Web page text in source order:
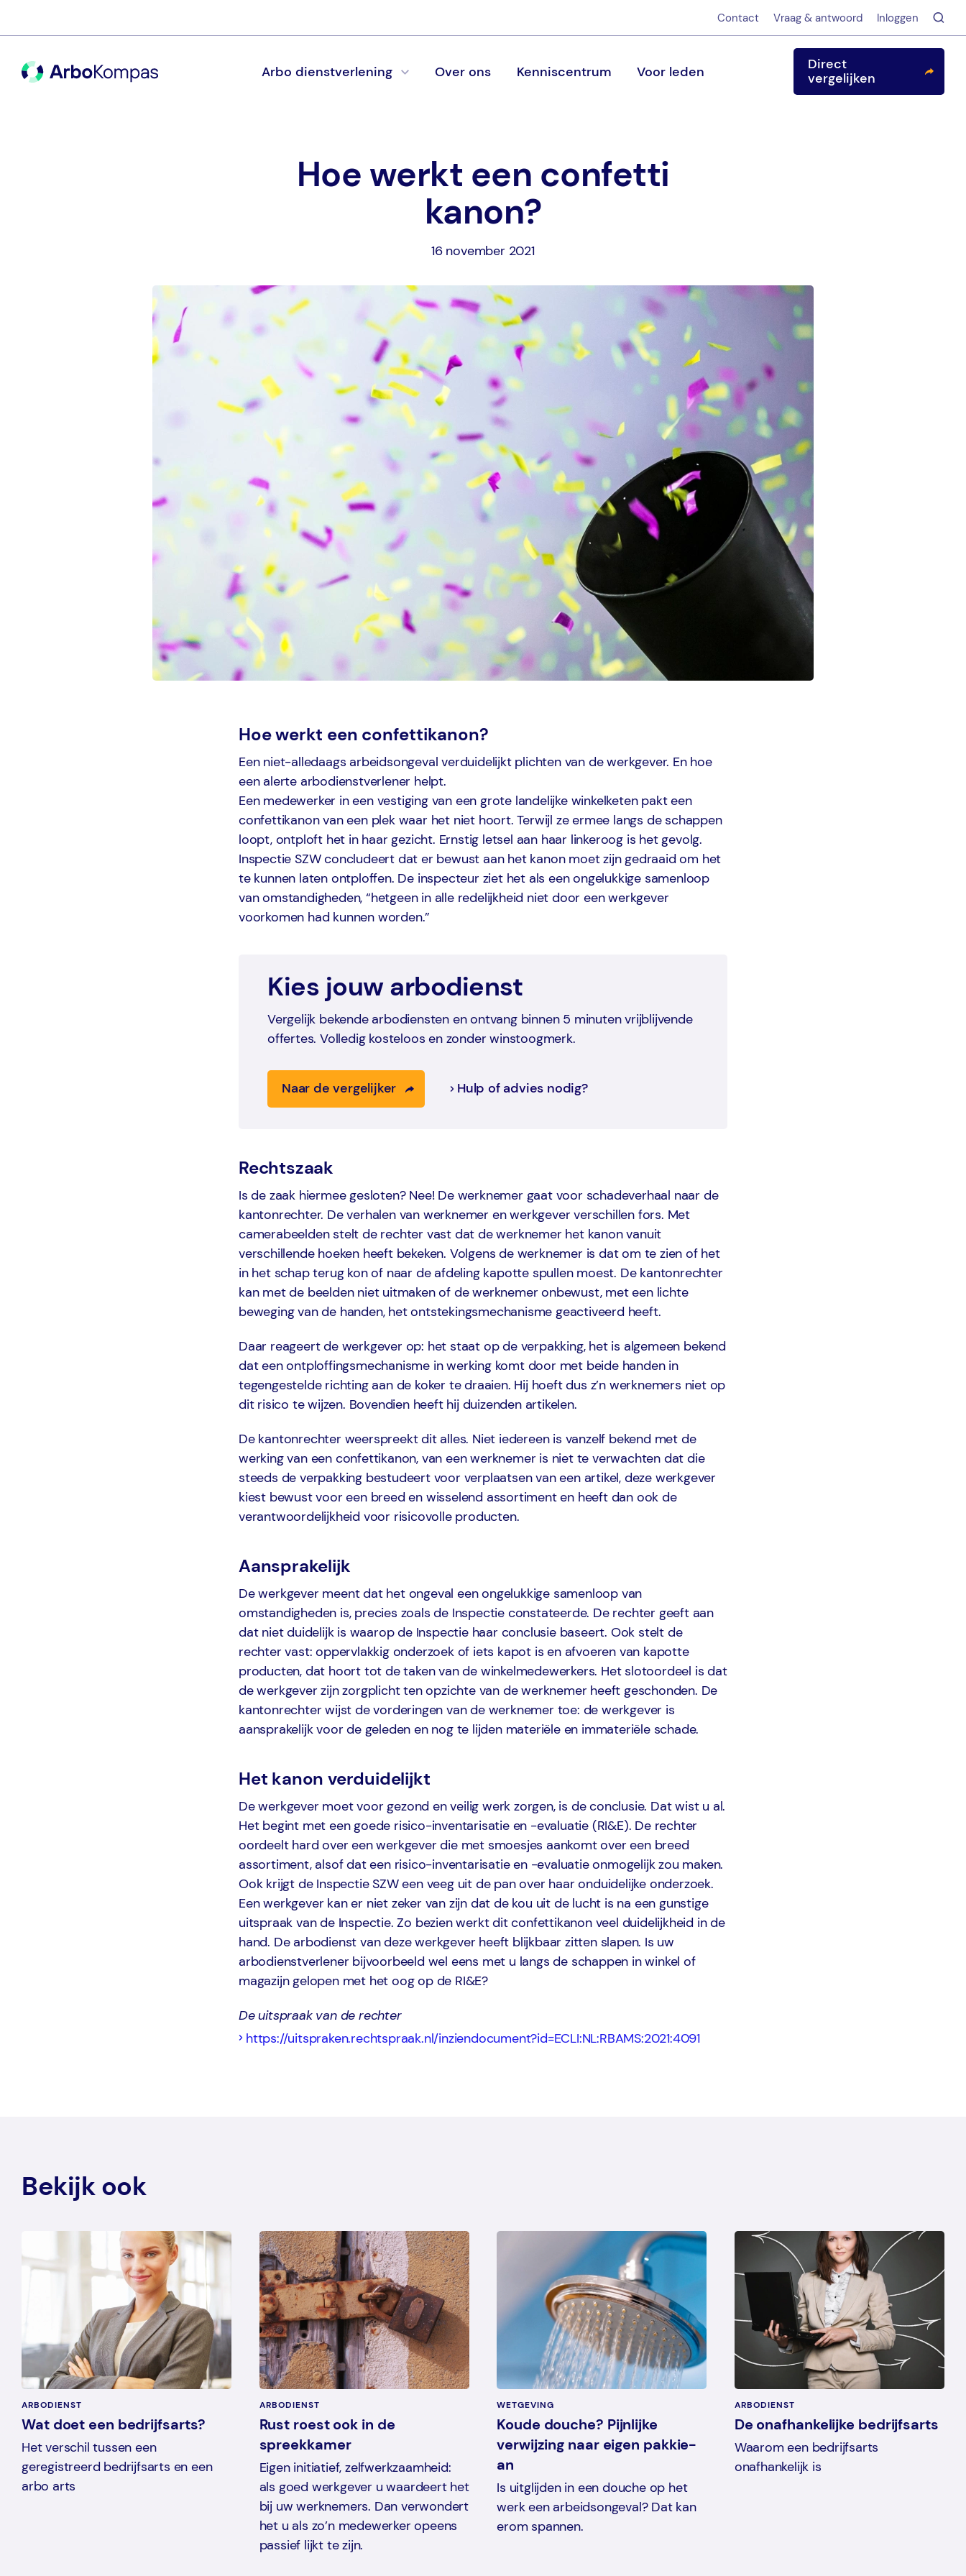
Contact Vraag & antwoord Inloggen
Arbo dienstverlening Over ons Kenniscentrum Voor leden
Direct
vergelijken
Hoe werkt een confetti
kanon?
16 november 2021
Hoe werkt een confettikanon?
Een niet-alledaags arbeidsongeval verduidelijkt plichten van de werkgever. En hoe
een alerte arbodienstverlener helpt.
Een medewerker in een vestiging van een grote landelijke winkelketen pakt een
confettikanon van een plek waar het niet hoort. Terwijl ze ermee langs de schappen
loopt, ontploft het in haar gezicht. Ernstig letsel aan haar linkeroog is het gevolg.
Inspectie SZW concludeert dat er bewust aan het kanon moet zijn gedraaid om het
te kunnen laten ontploffen. De inspecteur ziet het als een ongelukkige samenloop
van omstandigheden, “hetgeen in alle redelijkheid niet door een werkgever
voorkomen had kunnen worden.”
Kies jouw arbodienst
Vergelijk bekende arbodiensten en ontvang binnen 5 minuten vrijblijvende
offertes. Volledig kosteloos en zonder winstoogmerk.
Naar de vergelijker Hulp of advies nodig?
Rechtszaak
Is de zaak hiermee gesloten? Nee! De werknemer gaat voor schadeverhaal naar de
kantonrechter. De verhalen van werknemer en werkgever verschillen fors. Met
camerabeelden stelt de rechter vast dat de werknemer het kanon vanuit
verschillende hoeken heeft bekeken. Volgens de werknemer is dat om te zien of het
in het schap terug kon of naar de afdeling kapotte spullen moest. De kantonrechter
kan met de beelden niet uitmaken of de werknemer onbewust, met een lichte
beweging van de handen, het ontstekingsmechanisme geactiveerd heeft.
Daar reageert de werkgever op: het staat op de verpakking, het is algemeen bekend
dat een ontploffingsmechanisme in werking komt door met beide handen in
tegengestelde richting aan de koker te draaien. Hij hoeft dus z’n werknemers niet op
dit risico te wijzen. Bovendien heeft hij duizenden artikelen.
De kantonrechter weerspreekt dit alles. Niet iedereen is vanzelf bekend met de
werking van een confettikanon, van een werknemer is niet te verwachten dat die
steeds de verpakking bestudeert voor verplaatsen van een artikel, deze werkgever
kiest bewust voor een breed en wisselend assortiment en heeft dan ook de
verantwoordelijkheid voor risicovolle producten.
Aansprakelijk
De werkgever meent dat het ongeval een ongelukkige samenloop van
omstandigheden is, precies zoals de Inspectie constateerde. De rechter geeft aan
dat niet duidelijk is waarop de Inspectie haar conclusie baseert. Ook stelt de
rechter vast: oppervlakkig onderzoek of iets kapot is en afvoeren van kapotte
producten, dat hoort tot de taken van de winkelmedewerkers. Het slotoordeel is dat
de werkgever zijn zorgplicht ten opzichte van de werknemer heeft geschonden. De
kantonrechter wijst de vorderingen van de werknemer toe: de werkgever is
aansprakelijk voor de geleden en nog te lijden materiële en immateriële schade.
Het kanon verduidelijkt
De werkgever moet voor gezond en veilig werk zorgen, is de conclusie. Dat wist u al.
Het begint met een goede risico-inventarisatie en -evaluatie (RI&E). De rechter
oordeelt hard over een werkgever die met smoesjes aankomt over een breed
assortiment, alsof dat een risico-inventarisatie en -evaluatie onmogelijk zou maken.
Ook krijgt de Inspectie SZW een veeg uit de pan over haar onduidelijke onderzoek.
Een werkgever kan er niet zeker van zijn dat de kou uit de lucht is na een gunstige
uitspraak van de Inspectie. Zo bezien werkt dit confettikanon veel duidelijkheid in de
hand. De arbodienst van deze werkgever heeft blijkbaar zitten slapen. Is uw
arbodienstverlener bijvoorbeeld wel eens met u langs de schappen in winkel of
magazijn gelopen met het oog op de RI&E?
De uitspraak van de rechter
https://uitspraken.rechtspraak.nl/inziendocument?id=ECLI:NL:RBAMS:2021:4091
Bekijk ook
ARBODIENST
Wat doet een bedrijfsarts?
Het verschil tussen een
geregistreerd bedrijfsarts en een
arbo arts
ARBODIENST
Rust roest ook in de
spreekkamer
Eigen initiatief, zelfwerkzaamheid:
als goed werkgever u waardeert het
bij uw werknemers. Dan verwondert
het u als zo’n medewerker opeens
passief lijkt te zijn.
WETGEVING
Koude douche? Pijnlijke
verwijzing naar eigen pakkie-
an
Is uitglijden in een douche op het
werk een arbeidsongeval? Dat kan
erom spannen.
ARBODIENST
De onafhankelijke bedrijfsarts
Waarom een bedrijfsarts
onafhankelijk is